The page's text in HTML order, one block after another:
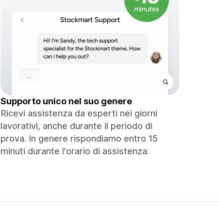
Supporto unico nel suo genere
Ricevi assistenza da esperti nei giorni
lavorativi, anche durante il periodo di
prova. In genere rispondiamo entro 15
minuti durante l'orario di assistenza.